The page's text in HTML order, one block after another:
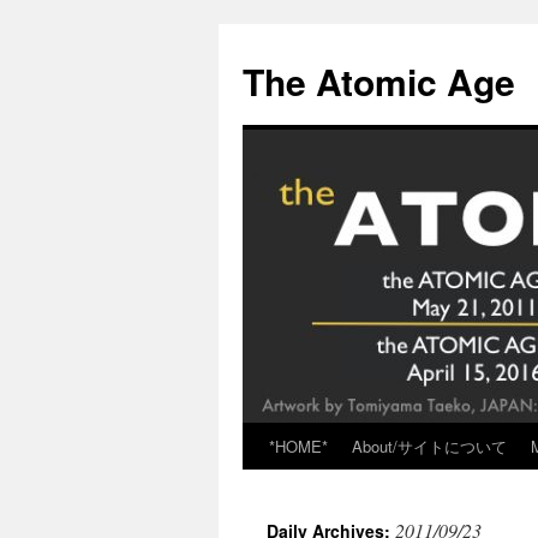
content
The Atomic Age
*HOME* About/サイトについて
Daily Archives: 2011/09/23